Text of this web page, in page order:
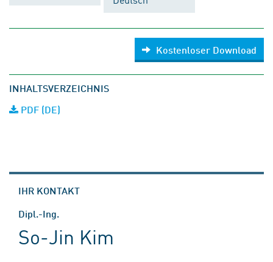
Kostenloser Download
INHALTSVERZEICHNIS
PDF (DE)
IHR KONTAKT
Dipl.-Ing.
So-Jin Kim